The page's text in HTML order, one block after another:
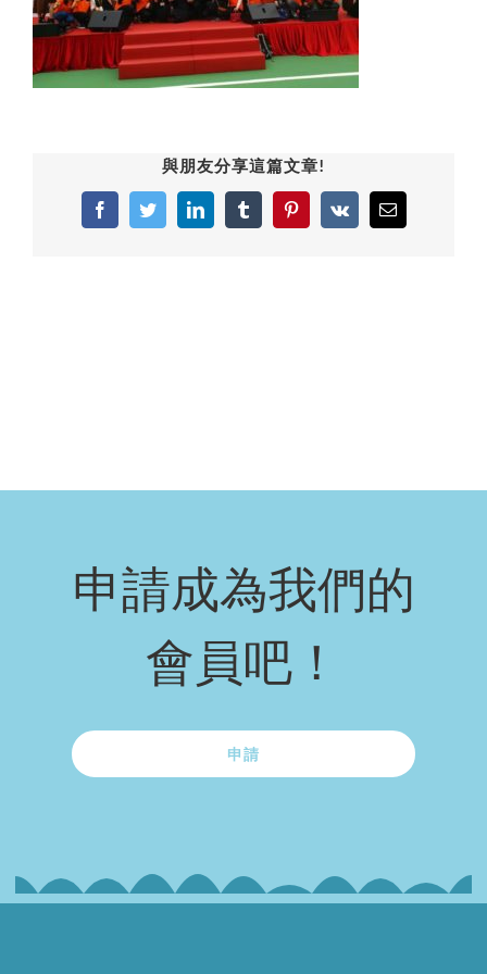
與朋友分享這篇文章!
FacebookTwitterLinkedInTumblrPinterest
Vk Email:
申請成為我們的
會員吧！
申請